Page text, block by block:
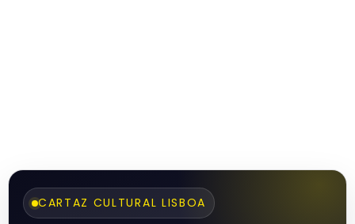
CARTAZ CULTURAL LISBOA